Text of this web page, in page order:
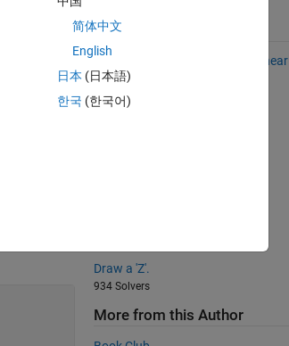
Suggested Problems
Solve the set of simultaneous linear
equations
511 Solvers
Draw a 'Z'.
934 Solvers
More from this Author
简体中文
English
日本 (日本語)
한국 (한국어)